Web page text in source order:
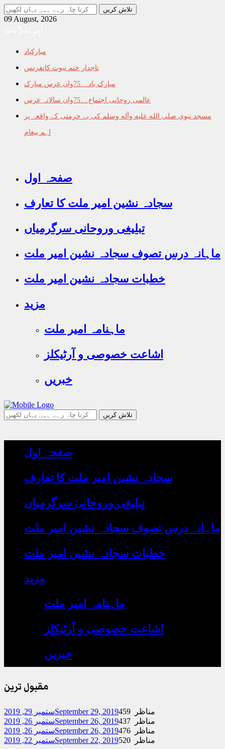
جو
تلاش
یہاں
09 August, 2026
اہم اعلانات
مبارکباد
تاجدار ختم نبوت کانفرنس
مبارک باد۔۔75واں عرس مبارک
عالمی روحانی اجتماع۔۔75واں سالانہ عرس
مسجد نبوی صلى الله عليه وآله وسلم کی بے حرمتی کے واقعہ پر
اہم پیغام
صفحہ اول
سجادہ نشین امیر ملت کا تعارف
تبلیغی وروحانی سرگرمیاں
ماہانہ درس تصوف سجادہ نشین امیر ملت
خطبات سجادہ نشین امیر ملت
مزید
ماہنامہ امیر ملت
اشاعت خصوصی و آرٹیکلز
خبریں
جو
چاہ
صفحہ اول
سجادہ نشین امیر ملت کا تعارف
تبلیغی وروحانی سرگرمیاں
ماہانہ درس تصوف سجادہ نشین امیر ملت
خطبات سجادہ نشین امیر ملت
مزید
ماہنامہ امیر ملت
اشاعت خصوصی و آرٹیکلز
خبریں
مقبول ترین
ستمبر 29, 2019September 29, 2019
459 مناظر
ستمبر 26, 2019September 26, 2019
437 مناظر
ستمبر 26, 2019September 26, 2019
476 مناظر
ستمبر 22, 2019September 22, 2019 520 مناظر